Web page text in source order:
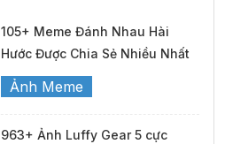
105+ Meme Đánh Nhau Hài
Hước Được Chia Sẻ Nhiều Nhất
Ảnh Meme
963+ Ảnh Luffy Gear 5 cực